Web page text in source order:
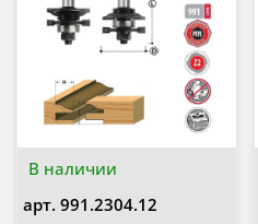
В наличии
арт. 991.2304.12